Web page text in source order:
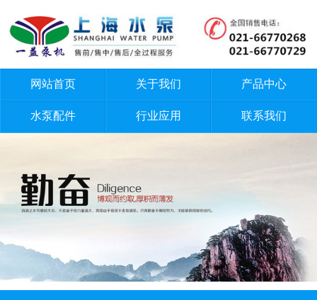
网站首页 关于我们 产品中心
水泵配件 行业应用 联系我们